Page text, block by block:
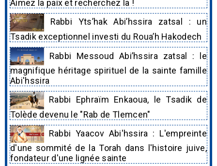
Aimez la paix et recherchez la !
Rabbi Yts’hak Abi’hssira zatsal : un
Tsadik exceptionnel investi du Roua’h Hakodech
Rabbi Messoud Abi’hssira zatsal : le
magnifique héritage spirituel de la sainte famille
Abi'hssira
Rabbi Ephraïm Enkaoua, le Tsadik de
Tolède devenu le "Rab de Tlemcen"
Rabbi Yaacov Abi'hssira : L'empreinte
d'une sommité de la Torah dans l'histoire juive,
fondateur d'une lignée sainte